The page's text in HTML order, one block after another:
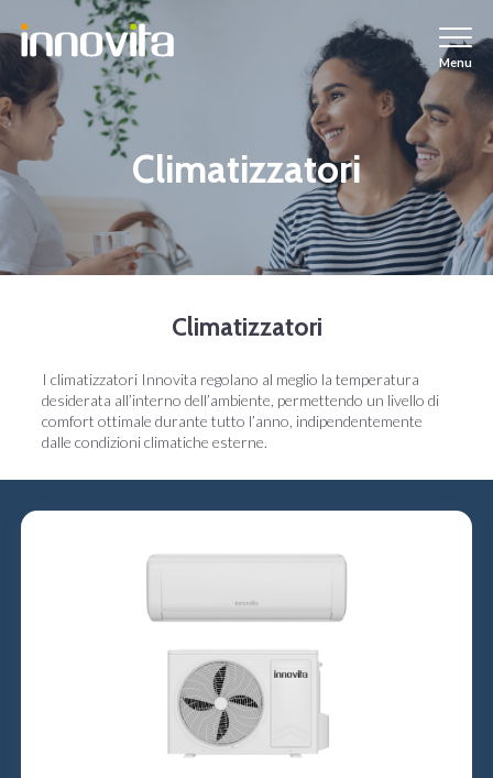
Menu
Climatizzatori
Climatizzatori
I climatizzatori Innovita regolano al meglio la temperatura
desiderata all’interno dell’ambiente, permettendo un livello di
comfort ottimale durante tutto l’anno, indipendentemente
dalle condizioni climatiche esterne.